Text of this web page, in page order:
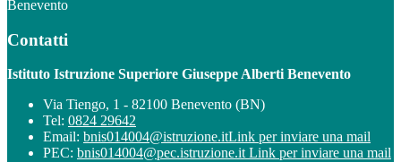
Benevento
Contatti
Istituto Istruzione Superiore Giuseppe Alberti Benevento
Via Tiengo, 1 - 82100 Benevento (BN)
Tel: 0824 29642
Email: bnis014004@istruzione.itLink per inviare una mail
PEC: bnis014004@pec.istruzione.it Link per inviare una mail